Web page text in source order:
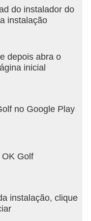
de largar e perfeito
bater abola.
e a bola.
em miniatura
belos e
jogas uma
da
secretas e
jogo diferentes.
do instalador do
instalação
depois abra o
inicial
no Google Play
Golf
instalação, clique